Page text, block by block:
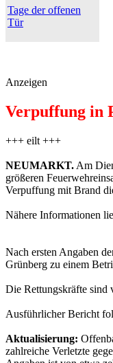
Tage der offenen
Tür
Anzeigen
Verpuffung in
+++ eilt +++
NEUMARKT. Am
größeren
Verpuffung mit Brand
Nähere Informationen
Nach ersten Angaben
Grünberg zu einem
Die Rettungskräfte sind
Ausführlicher Bericht
Aktualisierung:
zahlreiche Verletzte